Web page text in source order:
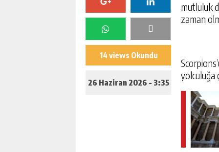
14 views Okundu
26 Haziran 2026 - 3:35
mutluluk
zaman
yolculuğa